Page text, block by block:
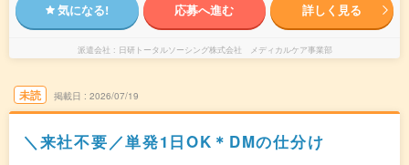
気になる! 応募へ進む 詳しく見る
派遣会社 日研トータルソーシング株式会社 メディカルケア事業部
未読 掲載日 2026/07/19
＼来社不要／単発1日OK＊DMの仕分け